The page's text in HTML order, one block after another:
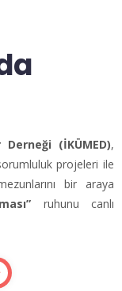
(İKÜMED),
projeleri ile
bir araya
ruhunu canlı